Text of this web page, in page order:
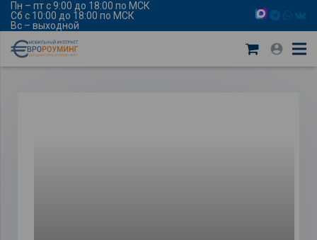
Пн – пт с 9:00 до 18:00 по МСК
Сб с 10:00 до 18:00 по МСК
Вс – выходной